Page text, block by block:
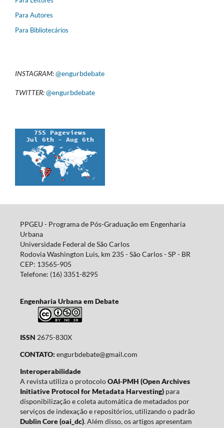
Para Autores
Para Bibliotecários
INSTAGRAM:@engurbdebate
TWITTER:@engurbdebate
PPGEU - Programa de Pós-Graduação em Engenharia
Urbana
Universidade Federal de São Carlos
Rodovia Washington Luis, km 235 - São Carlos - SP - BR
CEP: 13565-905
Telefone: (16) 3351-8295
Engenharia Urbana em Debate
ISSN 2675-830X
CONTATO: engurbdebate@gmail.com
Interoperabilidade
A revista utiliza o protocoloOAI-PMH (Open Archives
Initiative Protocol for Metadata Harvesting)para
disponibilização e coleta automática de metadados por
serviços de indexação e repositórios, utilizando o padrão
Dublin Core (oai_dc). Além disso, os artigos apresentam